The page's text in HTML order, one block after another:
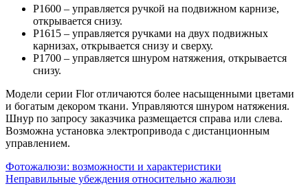
Р1600 – управляется ручкой на подвижном карнизе,
открывается снизу.
Р1615 – управляется ручками на двух подвижных
карнизах, открывается снизу и сверху.
Р1700 – управляется шнуром натяжения, открывается
снизу.
Модели серии Flor отличаются более насыщенными цветами
и богатым декором ткани. Управляются шнуром натяжения.
Шнур по запросу заказчика размещается справа или слева.
Возможна установка электропривода с дистанционным
управлением.
Фотожалюзи: возможности и характеристики
Неправильные убеждения относительно жалюзи